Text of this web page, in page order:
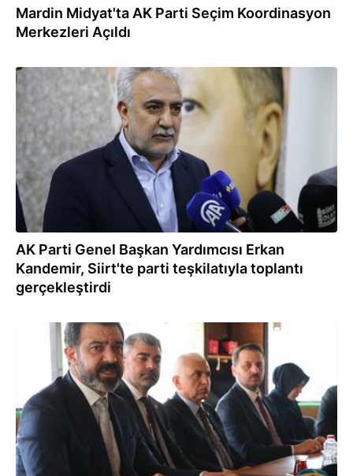
Mardin Midyat'ta AK Parti Seçim Koordinasyon
Merkezleri Açıldı
23.02.2024
AK Parti Genel Başkan Yardımcısı Erkan
Kandemir, Siirt'te parti teşkilatıyla toplantı
gerçekleştirdi
20.02.2024